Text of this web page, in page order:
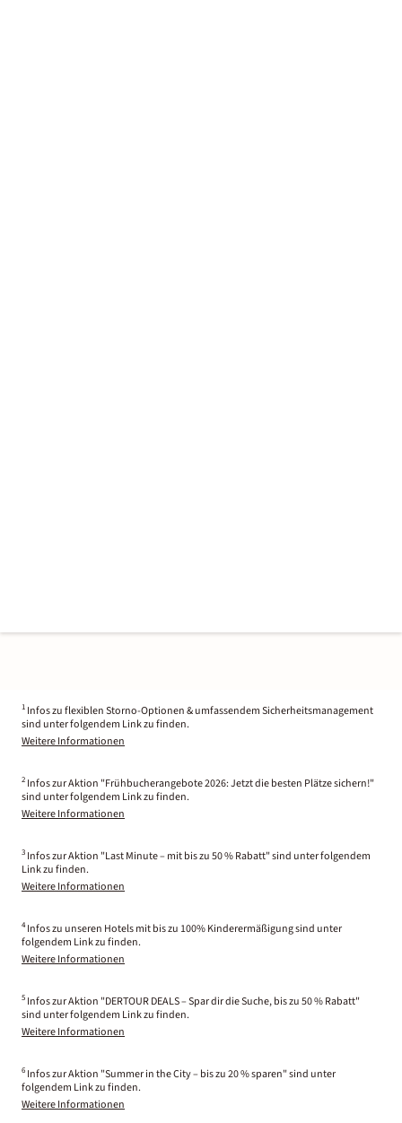
1 Infos zu flexiblen Storno-Optionen & umfassendem Sicherheitsmanagement
sind unter folgendem Link zu finden.
Weitere Informationen
2 Infos zur Aktion "Frühbucherangebote 2026: Jetzt die besten Plätze sichern!"
sind unter folgendem Link zu finden.
Weitere Informationen
3 Infos zur Aktion "Last Minute – mit bis zu 50 % Rabatt" sind unter folgendem
Link zu finden.
Weitere Informationen
4 Infos zu unseren Hotels mit bis zu 100% Kinderermäßigung sind unter
folgendem Link zu finden.
Weitere Informationen
5 Infos zur Aktion "DERTOUR DEALS – Spar dir die Suche, bis zu 50 % Rabatt"
sind unter folgendem Link zu finden.
Weitere Informationen
6 Infos zur Aktion "Summer in the City – bis zu 20 % sparen" sind unter
folgendem Link zu finden.
Weitere Informationen